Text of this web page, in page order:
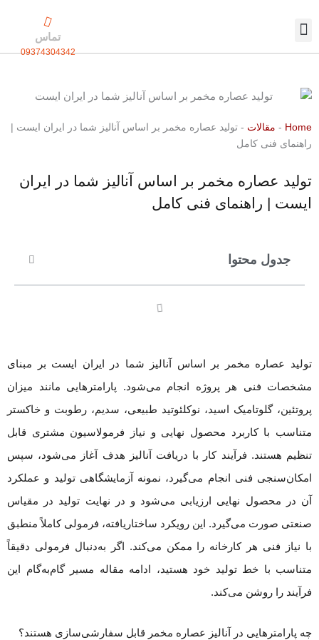
تماس
09374304342
Home
- مقالات - تولید عصاره مخمر بر اساس آنالیز شما در ایران ایست |
راهنمای فنی کامل
تولید عصاره مخمر بر اساس آنالیز شما در ایران
ایست | راهنمای فنی کامل
جدول محتوا
تولید عصاره مخمر بر اساس آنالیز شما در ایران ایست بر مبنای
مشخصات فنی هر پروژه انجام می‌شود. پارامترهایی مانند میزان
پروتئین، گلوتامیک اسید، نوکلئوتید طبیعی، سدیم، رطوبت و خاکستر
متناسب با کاربرد محصول نهایی و نیاز فرمولاسیون مشتری قابل
تنظیم هستند. فرآیند کار با دریافت آنالیز هدف آغاز می‌شود، سپس
امکان‌سنجی فنی انجام می‌گیرد، نمونه آزمایشگاهی تولید و عملکرد
آن در محصول نهایی ارزیابی می‌شود و در نهایت تولید در مقیاس
صنعتی صورت می‌گیرد. این رویکرد ساختاریافته، فرمولی کاملاً منطبق
با نیاز فنی هر کارخانه را ممکن می‌کند. اگر به‌دنبال فرمولی دقیقاً
متناسب با خط تولید خود هستید، ادامه مقاله مسیر گام‌به‌گام این
فرآیند را روشن می‌کند.
چه پارامترهایی در آنالیز عصاره مخمر قابل سفارشی‌سازی هستند؟